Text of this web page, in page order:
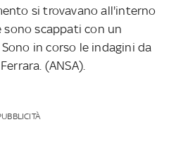
si trovavano all'interno
scappati con un
in corso le indagini da
(ANSA).